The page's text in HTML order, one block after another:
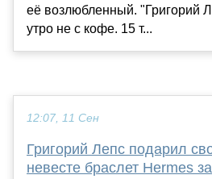
её возлюбленный. "Григорий
утро не с кофе. 15 т...
12:07, 11 Сен
Григорий Лепс подарил
невесте браслет Hermes